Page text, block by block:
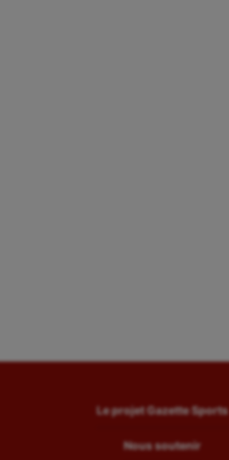
Le projet Gazette Sports
Nous soutenir